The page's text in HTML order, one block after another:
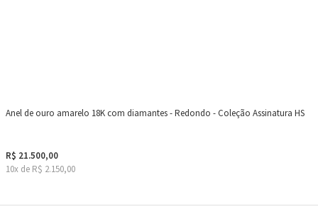
Anel de ouro amarelo 18K com diamantes - Redondo - Coleção Assinatura HS
R$ 21.500,00
10x de R$ 2.150,00